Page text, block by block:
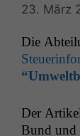
23. März
Die
Der Artikel
Bund und